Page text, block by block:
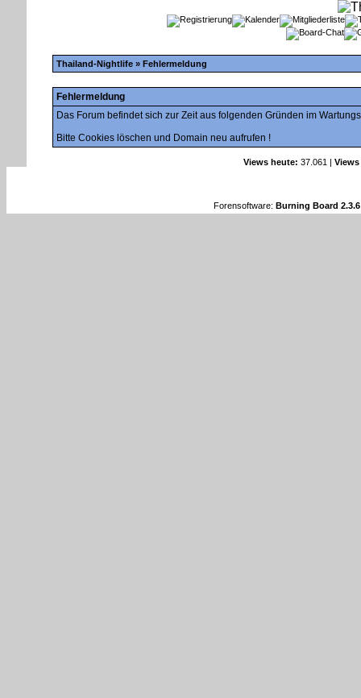
Thailand-Nightlife » Fehlermeldung
Fehlermeldung
Das Forum befindet sich zur Zeit aus folgenden Gründen im
Bitte Cookies löschen und Domain neu aufrufen !
Views heute: 37.061 |
Forensoftware: Burning Board 2.3.6